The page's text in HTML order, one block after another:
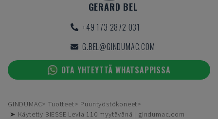
GERARD BEL
+49 173 2872 031
G.BEL@GINDUMAC.COM
OTA YHTEYTTÄ WHATSAPPISSA
GINDUMAC Tuotteet
Puuntyöstökoneet
➤ Käytetty BIESSE Levia 110 myytävänä | gindumac.com